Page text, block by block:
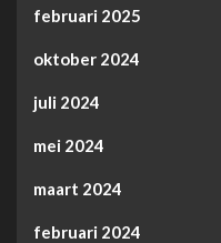
februari 2025
oktober 2024
juli 2024
mei 2024
maart 2024
februari 2024